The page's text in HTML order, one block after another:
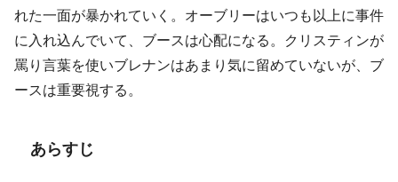
れた一面が暴かれていく。オーブリーはいつも以上に事件
に入れ込んでいて、ブースは心配になる。クリスティンが
罵り言葉を使いブレナンはあまり気に留めていないが、ブ
ースは重要視する。
あらすじ